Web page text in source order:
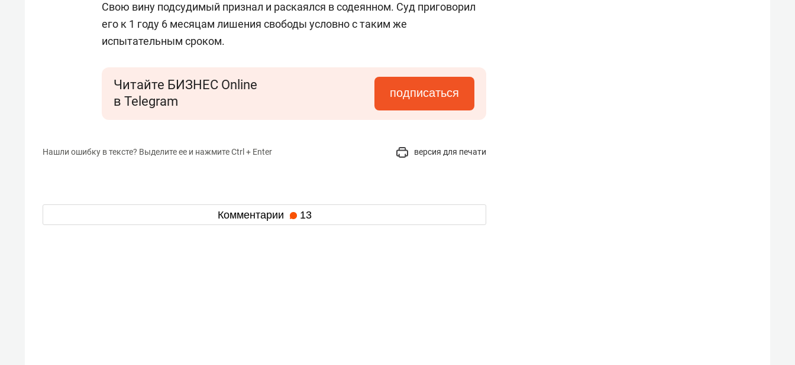
Свою вину подсудимый признал и раскаялся в содеянном. Суд приговорил
его к 1 году 6 месяцам лишения свободы условно с таким же
испытательным сроком.
Читайте БИЗНЕС Online
в Telegram
подписаться
Нашли ошибку в тексте? Выделите ее и нажмите Ctrl + Enter версия для печати
Комментарии 13